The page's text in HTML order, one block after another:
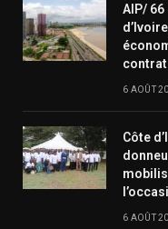
AIP/ 66
contrat
6 AOÛT
Côte
6 AOÛT